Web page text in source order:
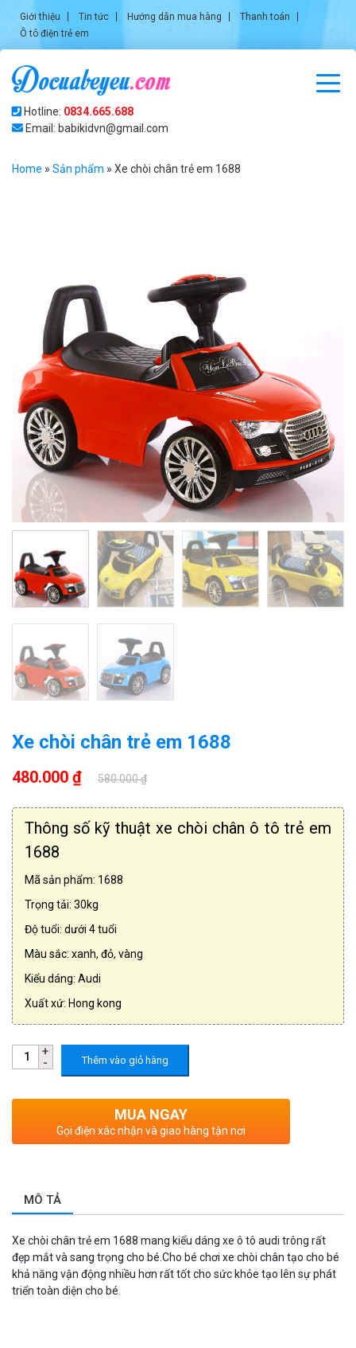
Giới thiệu Tin tức Hướng dẫn mua hàng
Thanh toán
Ô tô điện trẻ em
Hotline: 0834.665.688
Email: babikidvn@gmail.com
Home » Sản phẩm » Xe chòi chân trẻ em 1688
Xe chòi chân trẻ em 1688
480.000 ₫ 580.000 ₫
Thông số kỹ thuật xe chòi chân ô tô trẻ em
1688
Mã sản phẩm: 1688
Trọng tải: 30kg
Độ tuổi: dưới 4 tuổi
Màu sắc: xanh, đỏ, vàng
Kiểu dáng: Audi
Xuất xứ: Hong kong
Thêm vào giỏ hàng
MUA NGAY
Gọi điện xác nhận và giao hàng tận nơi
MÔ TẢ
Xe chòi chân trẻ em 1688 mang kiểu dáng xe ô tô audi trông rất
đẹp mắt và sang trọng cho bé.Cho bé chơi xe chòi chân tạo cho bé
khả năng vận động nhiều hơn rất tốt cho sức khỏe tạo lên sự phát
triển toàn diện cho bé.